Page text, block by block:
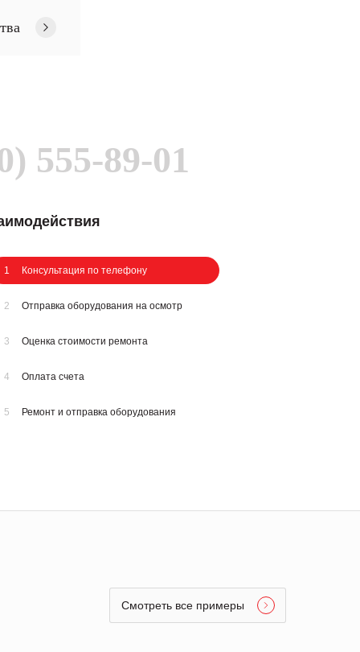
555-89-01
1 Консультация по телефону
2 Отправка оборудования на осмотр
3 Оценка стоимости ремонта
4 Оплата счета
5 Ремонт и отправка оборудования
Смотреть все примеры